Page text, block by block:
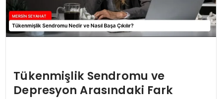
Tükenmişlik Sendromu ve
Depresyon Arasındaki Fark